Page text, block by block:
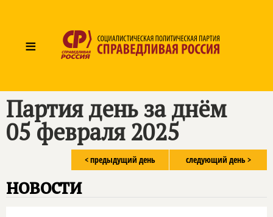
≡
Партия день за днём
05 февраля 2025
следующий день >
< предыдущий день
новости